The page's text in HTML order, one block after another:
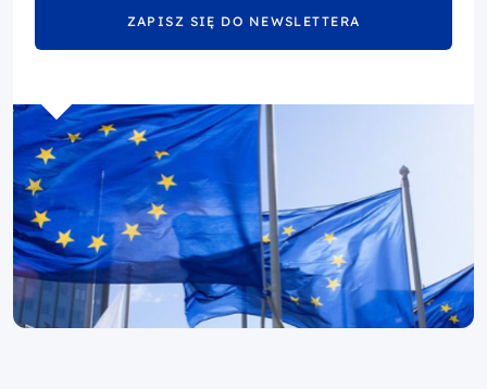
ZAPISZ SIĘ DO NEWSLETTERA